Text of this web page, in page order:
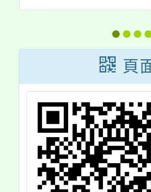
「小桃家7月課
程資訊」、
「HELLO新鮮
人」、「青少年
家長讀書會」、
「邁向下一站幸
福」、「當爸媽
的二三事」活動
頁